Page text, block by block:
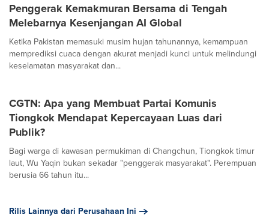
Penggerak Kemakmuran Bersama di Tengah
Melebarnya Kesenjangan AI Global
Ketika Pakistan memasuki musim hujan tahunannya, kemampuan
memprediksi cuaca dengan akurat menjadi kunci untuk melindungi
keselamatan masyarakat dan...
CGTN: Apa yang Membuat Partai Komunis
Tiongkok Mendapat Kepercayaan Luas dari
Publik?
Bagi warga di kawasan permukiman di Changchun, Tiongkok timur
laut, Wu Yaqin bukan sekadar "penggerak masyarakat". Perempuan
berusia 66 tahun itu...
Rilis Lainnya dari Perusahaan Ini